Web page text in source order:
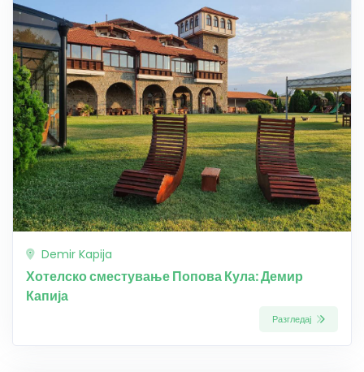
Demir Kapija
Хотелско сместување Попова Кула: Демир
Капија
Разгледај